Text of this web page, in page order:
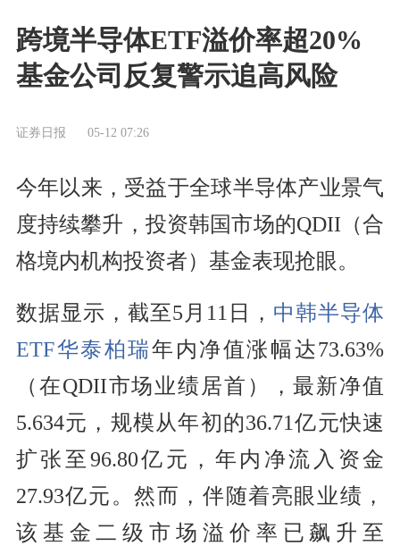
跨境半导体ETF溢价率超20%
基金公司反复警示追高风险
证券日报 05-12 07:26
今年以来，受益于全球半导体产业景气
度持续攀升，投资韩国市场的QDII（合
格境内机构投资者）基金表现抢眼。
数据显示，截至5月11日， 中韩半导体
ETF华泰柏瑞年内净值涨幅达73.63%
（在QDII市场业绩居首），最新净值
5.634元，规模从年初的36.71亿元快速
扩张至96.80亿元，年内净流入资金
27.93亿元。然而，伴随着亮眼业绩，
该基金二级市场溢价率已飙升至